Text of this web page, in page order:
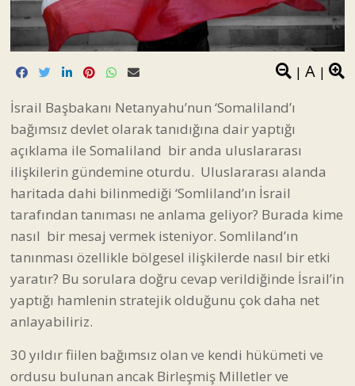
| A |
İsrail Başbakanı Netanyahu’nun ‘Somaliland’ı
bağımsız devlet olarak tanıdığına dair yaptığı
açıklama ile Somaliland bir anda uluslararası
ilişkilerin gündemine oturdu. Uluslararası alanda
haritada dahi bilinmediği ‘Somliland’ın İsrail
tarafından tanıması ne anlama geliyor? Burada kime
nasıl bir mesaj vermek isteniyor. Somliland’ın
tanınması özellikle bölgesel ilişkilerde nasıl bir etki
yaratır? Bu sorulara doğru cevap verildiğinde İsrail’in
yaptığı hamlenin stratejik olduğunu çok daha net
anlayabiliriz.
30 yıldır fiilen bağımsız olan ve kendi hükümeti ve
ordusu bulunan ancak Birleşmiş Milletler ve